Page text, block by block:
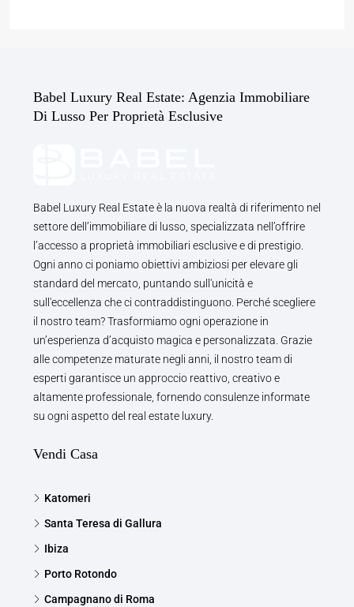
Babel Luxury Real Estate: Agenzia Immobiliare
Di Lusso Per Proprietà Esclusive
Babel Luxury Real Estate è la nuova realtà di riferimento nel
settore dell’immobiliare di lusso, specializzata nell’offrire
l’accesso a proprietà immobiliari esclusive e di prestigio.
Ogni anno ci poniamo obiettivi ambiziosi per elevare gli
standard del mercato, puntando sull'unicità e
sull'eccellenza che ci contraddistinguono. Perché scegliere
il nostro team? Trasformiamo ogni operazione in
un’esperienza d’acquisto magica e personalizzata. Grazie
alle competenze maturate negli anni, il nostro team di
esperti garantisce un approccio reattivo, creativo e
altamente professionale, fornendo consulenze informate
su ogni aspetto del real estate luxury.
Vendi Casa
Katomeri
Santa Teresa di Gallura
Ibiza
Porto Rotondo
Campagnano di Roma